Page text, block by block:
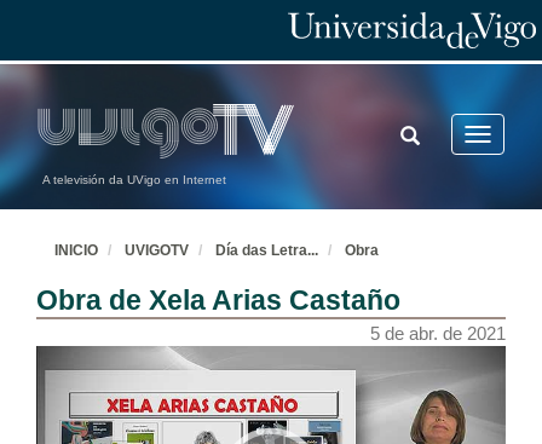
A televisión da UVigo en Internet
Toggle
TOGGLE
SEARCH
INICIO UVIGOTV Día das Letra... Obra
Obra de Xela Arias Castaño
5 de abr. de 2021